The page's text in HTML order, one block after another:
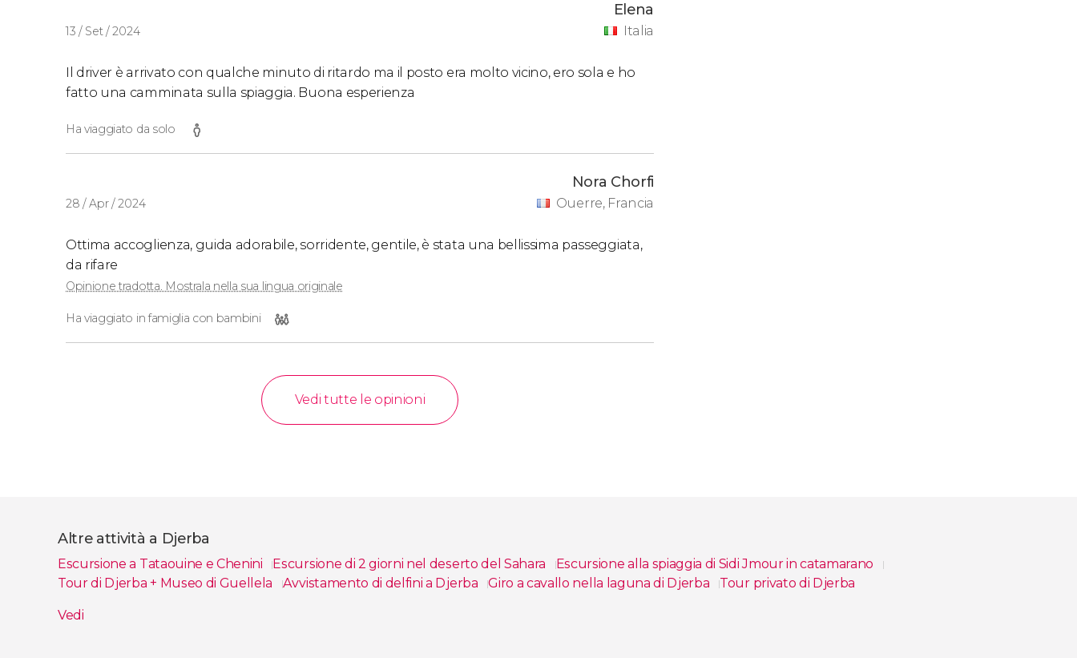
13 / Set / 2024
Elena
Italia
Il driver è arrivato con qualche minuto di ritardo ma il posto era molto vicino, ero sola e ho
fatto una camminata sulla spiaggia. Buona esperienza
Ha viaggiato da solo
28 / Apr / 2024
Nora Chorfi
Ouerre, Francia
Ottima accoglienza, guida adorabile, sorridente, gentile, è stata una bellissima passeggiata,
da rifare
Opinione tradotta. Mostrala nella sua lingua originale
Ha viaggiato in famiglia con bambini
Vedi tutte le opinioni
Altre attività a Djerba
Escursione a Tataouine e Chenini Escursione di 2 giorni nel deserto del Sahara
Escursione alla spiaggia di Sidi Jmour in catamarano
Tour di Djerba + Museo di Guellela
Avvistamento di delfini a Djerba Giro a cavallo nella laguna di Djerba
Tour privato di Djerba
Vedi